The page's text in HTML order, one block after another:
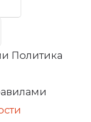
Политика